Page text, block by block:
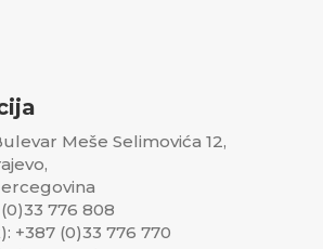
Meše Selimovića 12,
776 808
+387 (0)33 776 770